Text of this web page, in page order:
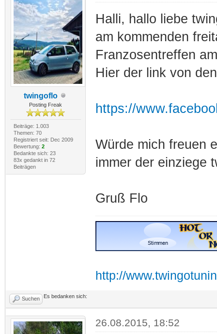
twingoflo
Posting Freak
Beiträge: 1.003
Themen: 70
Registriert seit: Dec 2009
Bewertung: 2
Bedankte sich: 23
83x gedankt in 72
Beiträgen
Halli, hallo liebe
am kommenden
Franzosentreffen
Hier der link von
https://
Würde mich freuen
immer der einziege
Gruß Flo
http://
Suchen Es bedanken sich:
26.08.2015, 18:52